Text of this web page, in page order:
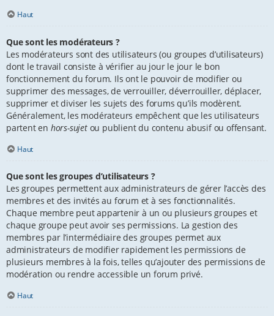
Haut
Que sont les modérateurs ?
Les modérateurs sont des utilisateurs (ou groupes d’utilisateurs)
dont le travail consiste à vérifier au jour le jour le bon
fonctionnement du forum. Ils ont le pouvoir de modifier ou
supprimer des messages, de verrouiller, déverrouiller, déplacer,
supprimer et diviser les sujets des forums qu’ils modèrent.
Généralement, les modérateurs empêchent que les utilisateurs
partent en hors-sujetou publient du contenu abusif ou offensant.
Haut
Que sont les groupes d’utilisateurs ?
Les groupes permettent aux administrateurs de gérer l’accès des
membres et des invités au forum et à ses fonctionnalités.
Chaque membre peut appartenir à un ou plusieurs groupes et
chaque groupe peut avoir ses permissions. La gestion des
membres par l’intermédiaire des groupes permet aux
administrateurs de modifier rapidement les permissions de
plusieurs membres à la fois, telles qu’ajouter des permissions de
modération ou rendre accessible un forum privé.
Haut